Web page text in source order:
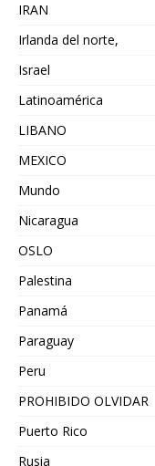
IRAN
Irlanda del norte,
Israel
Latinoamérica
LIBANO
MEXICO
Mundo
Nicaragua
OSLO
Palestina
Panamá
Paraguay
Peru
PROHIBIDO OLVIDAR
Puerto Rico
Rusia